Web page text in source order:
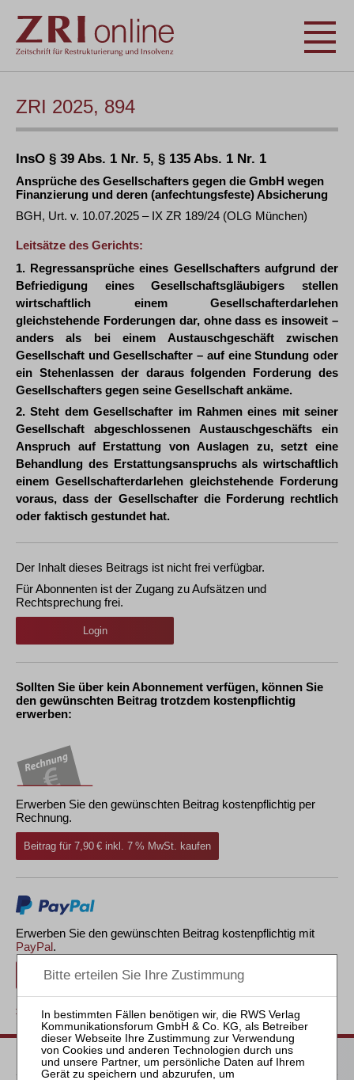
ZRI 2025, 894
InsO § 39 Abs. 1 Nr. 5, § 135 Abs. 1 Nr. 1
Ansprüche des Gesellschafters gegen die GmbH wegen
Finanzierung und deren (anfechtungsfeste) Absicherung
BGH, Urt. v. 10.07.2025 – IX ZR 189/24 (OLG München)
Leitsätze des Gerichts:
1. Regressansprüche eines Gesellschafters aufgrund der
Befriedigung eines Gesellschaftsgläubigers stellen
wirtschaftlich einem Gesellschafterdarlehen
gleichstehende Forderungen dar, ohne dass es insoweit –
anders als bei einem Austauschgeschäft zwischen
Gesellschaft und Gesellschafter – auf eine Stundung oder
ein Stehenlassen der daraus folgenden Forderung des
Gesellschafters gegen seine Gesellschaft ankäme.
2. Steht dem Gesellschafter im Rahmen eines mit seiner
Gesellschaft abgeschlossenen Austauschgeschäfts ein
Anspruch auf Erstattung von Auslagen zu, setzt eine
Behandlung des Erstattungsanspruchs als wirtschaftlich
einem Gesellschafterdarlehen gleichstehende Forderung
voraus, dass der Gesellschafter die Forderung rechtlich
oder faktisch gestundet hat.
Der Inhalt dieses Beitrags ist nicht frei verfügbar.
Für Abonnenten ist der Zugang zu Aufsätzen und
Rechtsprechung frei.
Login
Sollten Sie über kein Abonnement verfügen, können Sie
den gewünschten Beitrag trotzdem kostenpflichtig
erwerben:
Erwerben Sie den gewünschten Beitrag kostenpflichtig per
Rechnung.
Beitrag für 7,90 € inkl. 7 % MwSt. kaufen
Erwerben Sie den gewünschten Beitrag kostenpflichtig mit
PayPal.
Beitrag für 7,90 € inkl. 7 % MwSt. kaufen
zurück
Passende Bücher